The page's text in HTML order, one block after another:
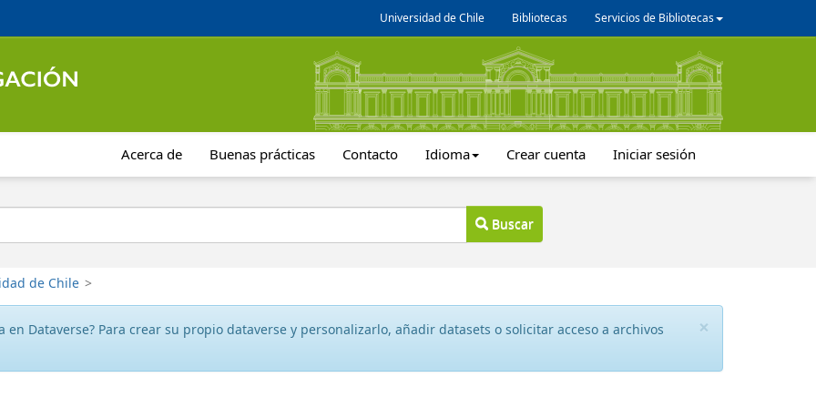
Universidad de Chile Bibliotecas Servicios de Bibliotecas
Acerca de Buenas prácticas Contacto Idioma Crear cuenta Iniciar sesión
Buscar
de Chile >
×
en Dataverse? Para crear su propio dataverse y personalizarlo, añadir datasets o solicitar acceso a archivos